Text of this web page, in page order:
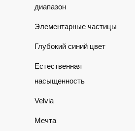
диапазон
Элементарные частицы
Глубокий синий цвет
Естественная
насыщенность
Velvia
Мечта